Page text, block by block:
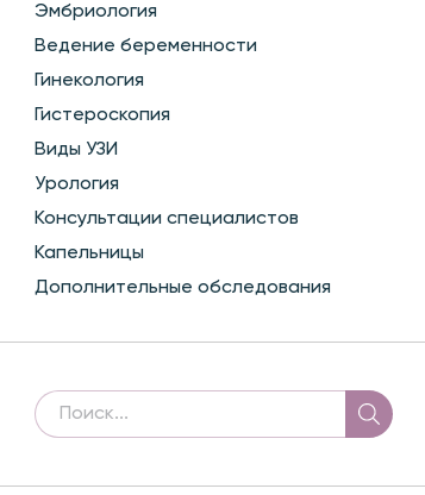
Эмбриология
Ведение беременности
Гинекология
Гистероскопия
Виды УЗИ
Урология
Консультации специалистов
Капельницы
Дополнительные обследования